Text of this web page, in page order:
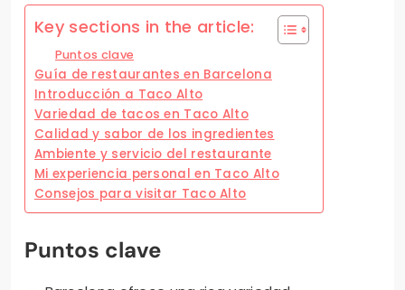
Key sections in the article:
Puntos clave
Guía de restaurantes en Barcelona
Introducción a Taco Alto
Variedad de tacos en Taco Alto
Calidad y sabor de los ingredientes
Ambiente y servicio del restaurante
Mi experiencia personal en Taco Alto
Consejos para visitar Taco Alto
Puntos clave